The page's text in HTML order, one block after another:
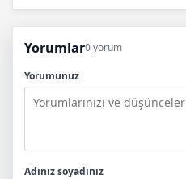
Yorumlar0 yorum
Yorumunuz
Adınız soyadınız